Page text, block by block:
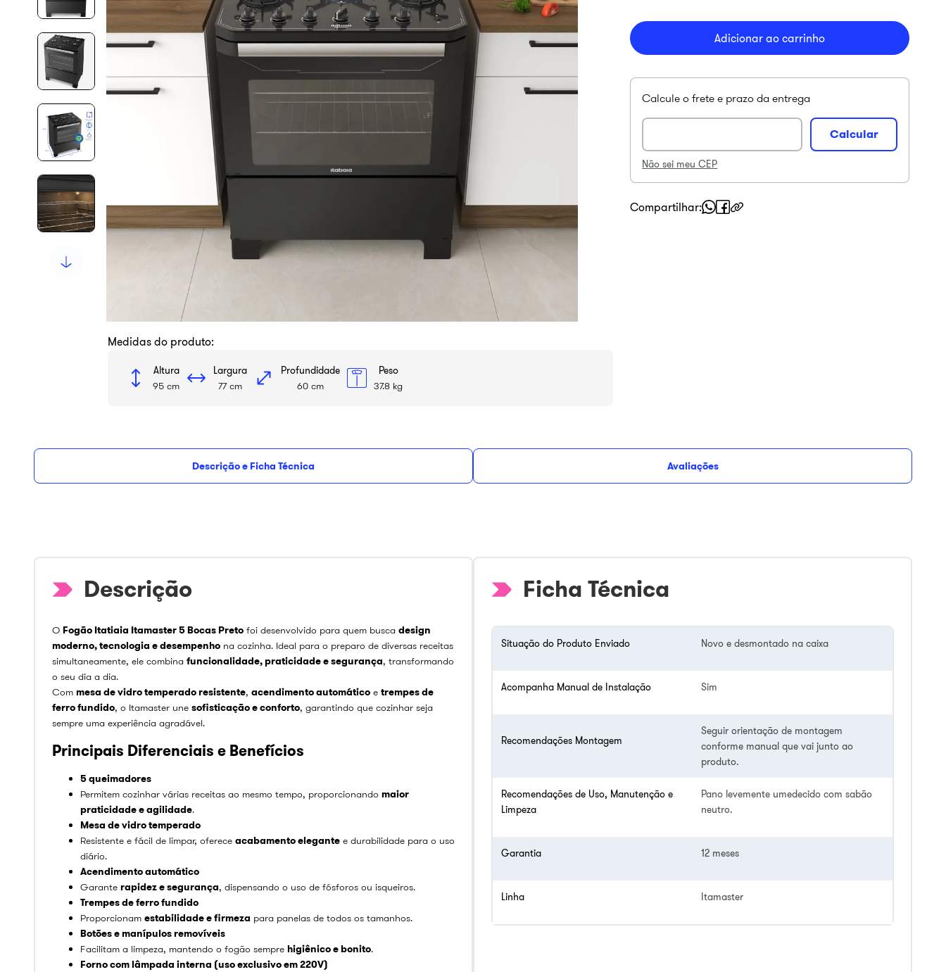
Medidas do produto:
Altura
95 cm
Largura
77 cm
Profundidade
60 cm
Peso
37.8 kg
Adicionar ao carrinho
Não sei meu CEP
Compartilhar
Descrição e Ficha Técnica Avaliações
O Fogão Itatiaia Itamaster 5 Bocas Preto foi desenvolvido para quem busca design
moderno, tecnologia e desempenho na cozinha. Ideal para o preparo de diversas receitas
simultaneamente, ele combina funcionalidade, praticidade e segurança, transformando
o seu dia a dia.
Com mesa de vidro temperado resistente, acendimento automático e trempes de
ferro fundido, o Itamaster une sofisticação e conforto, garantindo que cozinhar seja
sempre uma experiência agradável.
Principais Diferenciais e Benefícios
5 queimadores
Permitem cozinhar várias receitas ao mesmo tempo, proporcionando maior
praticidade e agilidade.
Mesa de vidro temperado
Resistente e fácil de limpar, oferece acabamento elegante e durabilidade para o uso
diário.
Acendimento automático
Garante rapidez e segurança, dispensando o uso de fósforos ou isqueiros.
Trempes de ferro fundido
Proporcionam estabilidade e firmeza para panelas de todos os tamanhos.
Botões e manípulos removíveis
Facilitam a limpeza, mantendo o fogão sempre higiênico e bonito.
Forno com lâmpada interna (uso exclusivo em 220V)
Ficha Técnica
Situação do Produto Enviado Novo e desmontado na caixa
Acompanha Manual de Instalação Sim
Recomendações Montagem
Seguir orientação de montagem
conforme manual que vai junto ao
produto.
Recomendações de Uso, Manutenção e
Limpeza
Pano levemente umedecido com sabão
neutro.
Garantia 12 meses
Linha Itamaster
armário cozinha